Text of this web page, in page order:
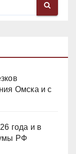
Омска и с
года и в
РФ